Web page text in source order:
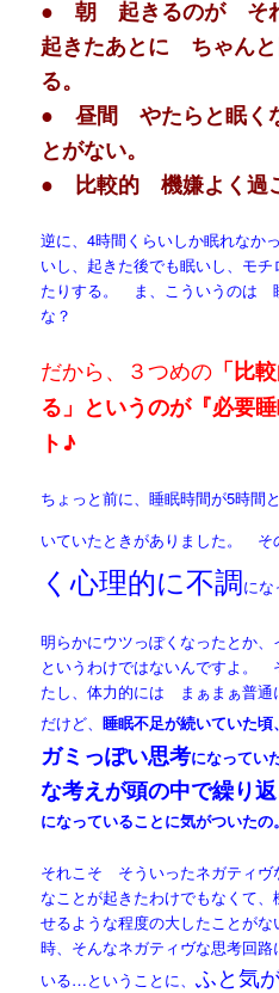
● 朝 起きるのが それ
起きたあとに ちゃんと
る。
● 昼間 やたらと眠く
とがない。
● 比較的 機嫌よく過
逆に、4時間くらいしか眠れな
いし、起きた後でも眠いし、モ
たりする。 ま、こういうのは
な？
だから、３つめの 「比
る」というのが『必要
ト♪
ちょっと前に、睡眠時間が5時間
いていたときがありました。 そ
く心理的に不調にな
明らかにウツっぽくなったとか
というわけではないんですよ。
たし、体力的には まぁまぁ普通
だけど、睡眠不足が続いていた頃
ガミっぽい思考になってい
な考えが頭の中で繰り
になっていることに気がついたの。
それこそ そういったネガティヴ
なことが起きたわけでもなくて
せるような程度の大したことが
時、そんなネガティヴな思考回
いる…ということに、ふと気